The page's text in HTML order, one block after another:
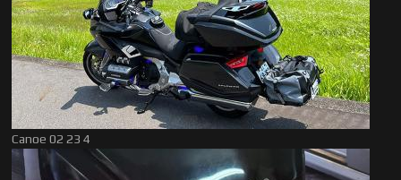
Canoe 02 23 4